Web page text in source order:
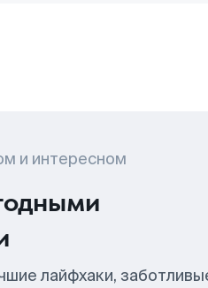
и интересном
лайфхаки,